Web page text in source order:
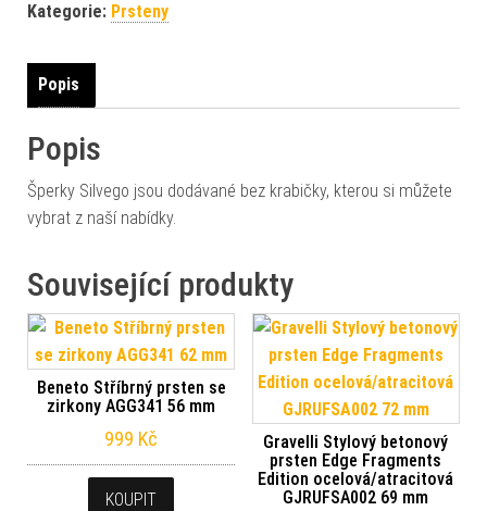
Kategorie: Prsteny
Popis
Popis
Šperky Silvego jsou dodávané bez krabičky, kterou si můžete
vybrat z naší nabídky.
Související produkty
Beneto Stříbrný prsten se
zirkony AGG341 56 mm
999 Kč
KOUPIT
Gravelli Stylový betonový
prsten Edge Fragments
Edition ocelová/atracitová
GJRUFSA002 69 mm